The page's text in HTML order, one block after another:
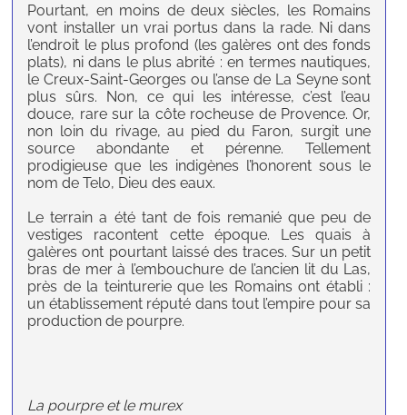
Pourtant, en moins de deux siècles, les Romains
vont installer un vrai portus dans la rade. Ni dans
l’endroit le plus profond (les galères ont des fonds
plats), ni dans le plus abrité : en termes nautiques,
le Creux-Saint-Georges ou l’anse de La Seyne sont
plus sûrs. Non, ce qui les intéresse, c’est l’eau
douce, rare sur la côte rocheuse de Provence. Or,
non loin du rivage, au pied du Faron, surgit une
source abondante et pérenne. Tellement
prodigieuse que les indigènes l’honorent sous le
nom de Telo, Dieu des eaux.
Le terrain a été tant de fois remanié que peu de
vestiges racontent cette époque. Les quais à
galères ont pourtant laissé des traces. Sur un petit
bras de mer à l’embouchure de l’ancien lit du Las,
près de la teinturerie que les Romains ont établi :
un établissement réputé dans tout l’empire pour sa
production de pourpre.
La pourpre et le murex